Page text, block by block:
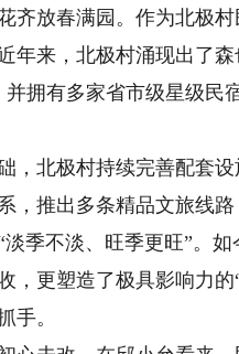
放春满园。作为北极村
年来，北极村涌现出了
拥有多家省市级星级民
北极村持续完善配套设
，推出多条精品文旅线
季不淡、旺季更旺”。
，更塑造了极具影响力
手。